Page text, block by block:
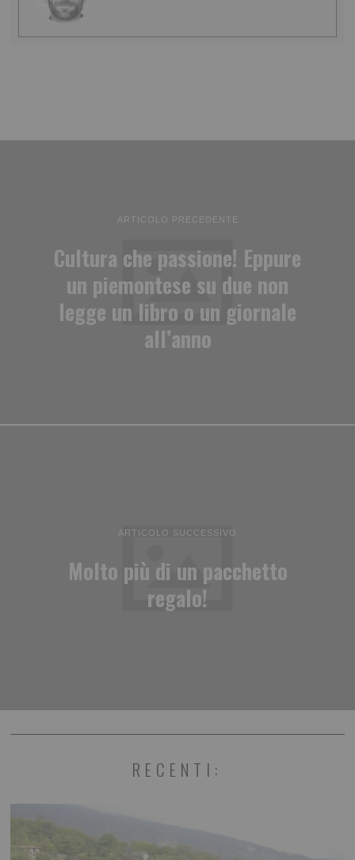
ARTICOLO PRECEDENTE
Cultura che passione! Eppure
un piemontese su due non
legge un libro o un giornale
all’anno
ARTICOLO SUCCESSIVO
Molto più di un pacchetto
regalo!
RECENTI: